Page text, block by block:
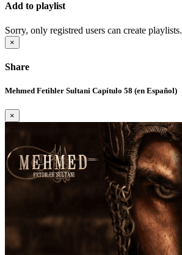
Add to playlist
Sorry, only registred users can create playlists.
×
Share
Mehmed Fetihler Sultani Capítulo 58 (en Español)
×